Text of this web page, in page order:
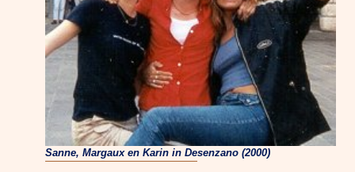
Sanne, Margaux en Karin in Desenzano (2000)